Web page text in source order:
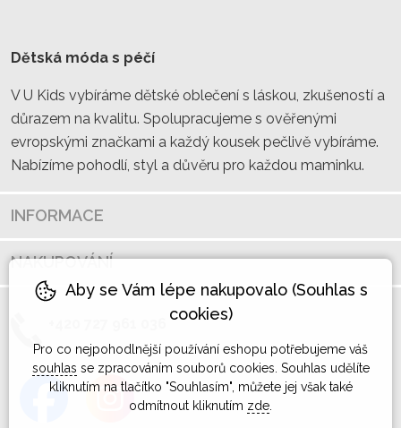
Dětská móda s péčí
V U Kids vybíráme dětské oblečení s láskou, zkušeností a
důrazem na kvalitu. Spolupracujeme s ověřenými
evropskými značkami a každý kousek pečlivě vybíráme.
Nabízíme pohodlí, styl a důvěru pro každou maminku.
INFORMACE
NAKUPOVÁNÍ
Aby se Vám lépe nakupovalo (Souhlas s
cookies)
Pro co nejpohodlnější používání eshopu potřebujeme váš
souhlas se zpracováním souborů cookies. Souhlas udělíte
kliknutím na tlačítko "Souhlasím", můžete jej však také
odmítnout kliknutím zde